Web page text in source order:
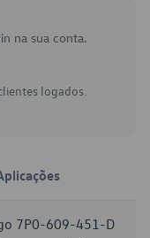
na sua conta.
logados.
7P0-609-451-D